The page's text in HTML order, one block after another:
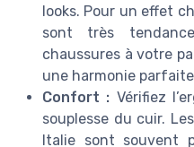
looks. Pour un effet
sont très
chaussures à votre
une harmonie
Confort : Vérifiez
souplesse du cuir.
Italie sont souvent